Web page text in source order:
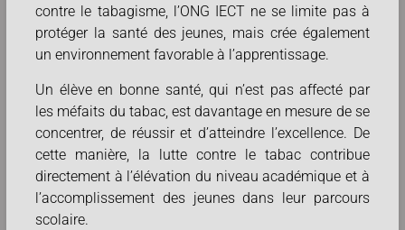
contre le tabagisme, l’ONG IECT ne se limite pas à
protéger la santé des jeunes, mais crée également
un environnement favorable à l’apprentissage.
Un élève en bonne santé, qui n’est pas affecté par
les méfaits du tabac, est davantage en mesure de se
concentrer, de réussir et d’atteindre l’excellence. De
cette manière, la lutte contre le tabac contribue
directement à l’élévation du niveau académique et à
l’accomplissement des jeunes dans leur parcours
scolaire.